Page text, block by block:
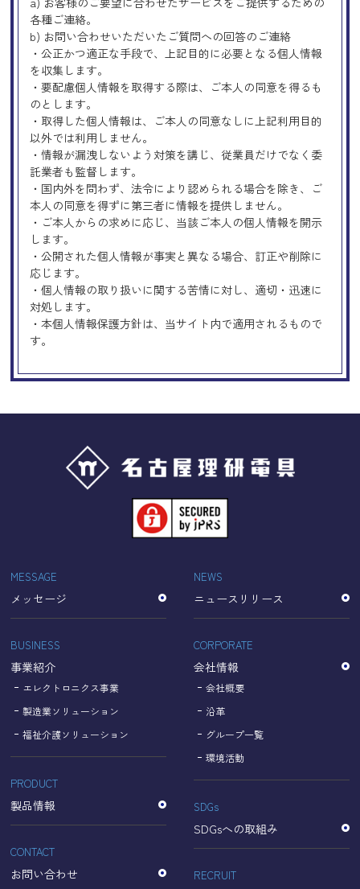
各種ご連絡。
b) お問い合わせいただいたご質問への回答のご連絡
・公正かつ適正な手段で、上記目的に必要となる個人情報
を収集します。
・要配慮個人情報を取得する際は、ご本人の同意を得るも
のとします。
・取得した個人情報は、ご本人の同意なしに上記利用目的
以外では利用しません。
・情報が漏洩しないよう対策を講じ、従業員だけでなく委
託業者も監督します。
・国内外を問わず、法令により認められる場合を除き、ご
本人の同意を得ずに第三者に情報を提供しません。
・ご本人からの求めに応じ、当該ご本人の個人情報を開示
します。
・公開された個人情報が事実と異なる場合、訂正や削除に
応じます。
・個人情報の取り扱いに関する苦情に対し、適切・迅速に
対処します。
・本個人情報保護方針は、当サイト内で適用されるもので
す。
Googleアナリティクスの使用につい
当サイトでは、より良いサービスの提供、またユーザビリ
ティの向上のため、Googleアナリティクスを使用し、当サ
イトの利用状況などのデータ収集及び解析を行っておりま
す。その際、「Cookie」を通じて、Googleがお客様のIPア
ドレスなどの情報を収集する場合がありますが、
「Cookie」で収集される情報は個人を特定できるものでは
収集されたデータはGoogleのプライバシーポリシーにおい
て管理されます。
なお、当サイトのご利用をもって、上述の方法・目的にお
いてGoogle及び当サイトが行うデータ処理に関し、お客様
【Googleのプライバシーポリシー】
https://policies.google.com/privacy?hl=ja
https://policies.google.com/technologies/partner-sites?
hl=ja
個人情報に関するお問い合わせ窓口
名古屋理研電具株式会社
TEL：052-833-1248
MESSAGE
メッセージ
BUSINESS
事業紹介
エレクトロニクス事業
製造業ソリューション
福祉介護ソリューション
PRODUCT
製品情報
CONTACT
お問い合わせ
NEWS
ニュースリリース
CORPORATE
会社情報
会社概要
沿革
グループ一覧
環境活動
SDGs
SDGsへの取組み
RECRUIT